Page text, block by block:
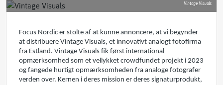
Vintage Visuals
Focus Nordic er stolte af at kunne annoncere, at vi begynder
at distribuere Vintage Visuals, et innovativt analogt fotofirma
fra Estland. Vintage Visuals fik først international
opmærksomhed som et vellykket crowdfundet projekt i 2023
og fangede hurtigt opmærksomheden fra analoge fotografer
verden over. Kernen i deres mission er deres signaturprodukt,